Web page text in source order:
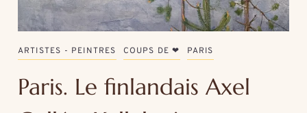
ARTISTES - PEINTRES COUPS DE ❤ PARIS
Paris. Le finlandais Axel